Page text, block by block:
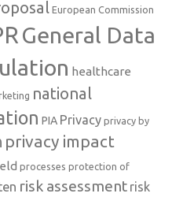
European Commission
General Data
healthcare
national
PIA Privacy privacy by
privacy impact
processes protection of
risk assessment risk